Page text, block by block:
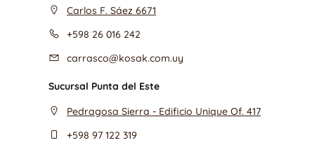
Carlos F. Sáez 6671
+598 26 016 242
carrasco@kosak.com.uy
Sucursal Punta del Este
Pedragosa Sierra - Edificio Unique Of. 417
+598 97 122 319